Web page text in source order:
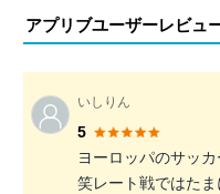
アプリブユーザーレビュ
いしりん
5
ヨーロッパのサッ
笑レート戦ではた